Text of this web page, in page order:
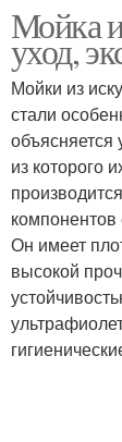
Мойка
уход,
Мойки из
стали
объясняется
из которого
Он имеет
высокой